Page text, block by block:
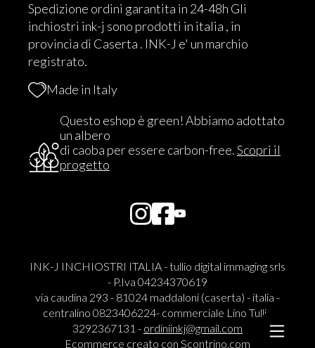
Spedizione ordini garantita in 24-48h Gli
inchiostri ink-j sono prodotti in italia , in
provincia di Caserta . INK-J e' un marchio
registrato.
Made in Italy
Questo eshop è green! Abbiamo adottato
un albero
di caoba per essere carbon-free.Scopri il
progetto
INK-J INCHIOSTRI ITALIA - tullio digital immaging srls
- P.Iva 04234370619
via caudina 293 - 81024 maddaloni (caserta) - italia -
centralino 0823406224- commerciale Lino Tullio
3292367131 - ordiniinkj@gmail.com
Ecommerce creato con Scontrino.com